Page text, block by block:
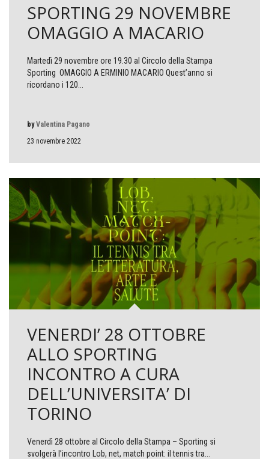
SPORTING 29 NOVEMBRE
OMAGGIO A MACARIO
Martedì 29 novembre ore 19.30 al Circolo della Stampa
Sporting OMAGGIO A ERMINIO MACARIO Quest’anno si
ricordano i 120...
23 novembre 2022
byValentina Pagano
VENERDI’ 28 OTTOBRE
ALLO SPORTING
INCONTRO A CURA
DELL’UNIVERSITA’ DI
TORINO
Venerdì 28 ottobre al Circolo della Stampa – Sporting si
svolgerà l’incontro Lob, net, match point: il tennis tra...